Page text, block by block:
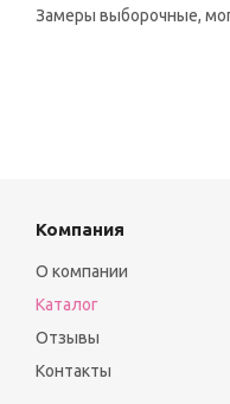
Замеры выборочные,
Компания
О компании
Каталог
Отзывы
Контакты